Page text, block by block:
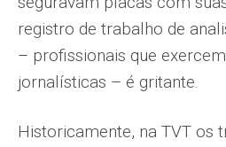
registro de trabalho de
– profissionais que
jornalísticas – é gritante.
Historicamente, na TVT os